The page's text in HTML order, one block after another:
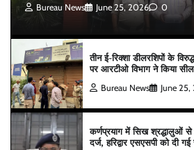
Bureau News June 25, 2026 0
तीन ई-रिक्शा डीलरशिपों के
पर आरटीओ विभाग ने किया सील
Bureau News June
कर्णप्रयाग में सिख श्रद्धालुओं
दर्ज, हरिद्वार एसएसपी को दी